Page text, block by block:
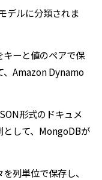
デルに分類されま
ーと値のペアで保
、Amazon Dynamo
形式のドキュメ
として、MongoDBが
列単位で保存し、